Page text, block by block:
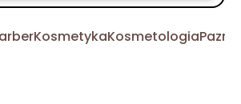
KosmetykaKosmetologia